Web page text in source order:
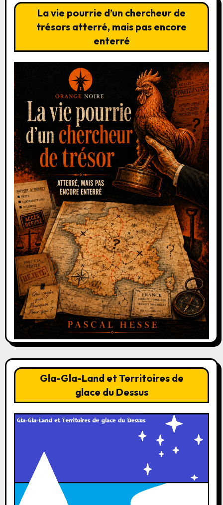
La vie pourrie d’un chercheur de
trésors atterré, mais pas encore
enterré
Gla-Gla-Land et Territoires de
glace du Dessus